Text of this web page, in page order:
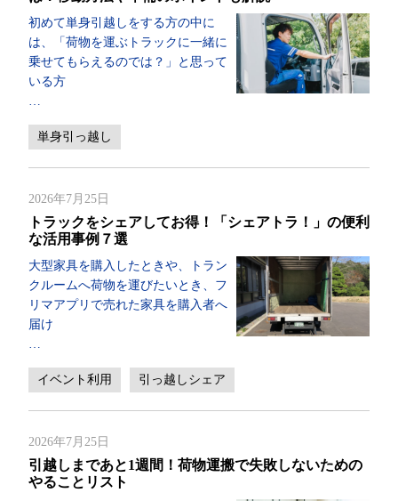
初めて単身引越しをする方の中に
は、「荷物を運ぶトラックに一緒に
乗せてもらえるのでは？」と思って
いる方
…
単身引っ越し
2026年7月25日
トラックをシェアしてお得！「シェアトラ！」の便利
な活用事例７選
大型家具を購入したときや、トラン
クルームへ荷物を運びたいとき、フ
リマアプリで売れた家具を購入者へ
届け
…
イベント利用 引っ越しシェア
2026年7月25日
引越しまであと1週間！荷物運搬で失敗しないための
やることリスト